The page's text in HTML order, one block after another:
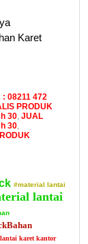
Karet
: 08211 472
PRODUK
30, JUAL
30,
#material lantai
lantai
karet kantor